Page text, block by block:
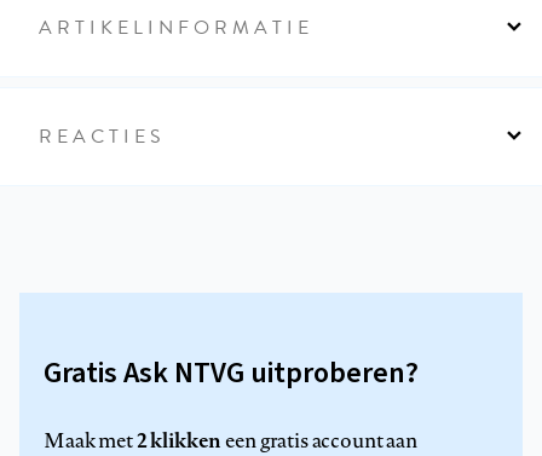
ARTIKELINFORMATIE
REACTIES
Gratis Ask NTVG uitproberen?
Maak met2 klikkeneen gratis account aan